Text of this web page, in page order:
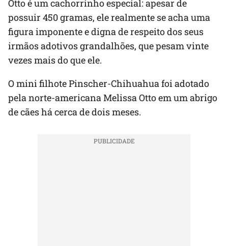
Otto é um cachorrinho especial: apesar de
possuir 450 gramas, ele realmente se acha uma
figura imponente e digna de respeito dos seus
irmãos adotivos grandalhões, que pesam vinte
vezes mais do que ele.
O mini filhote Pinscher-Chihuahua foi adotado
pela norte-americana Melissa Otto em um abrigo
de cães há cerca de dois meses.